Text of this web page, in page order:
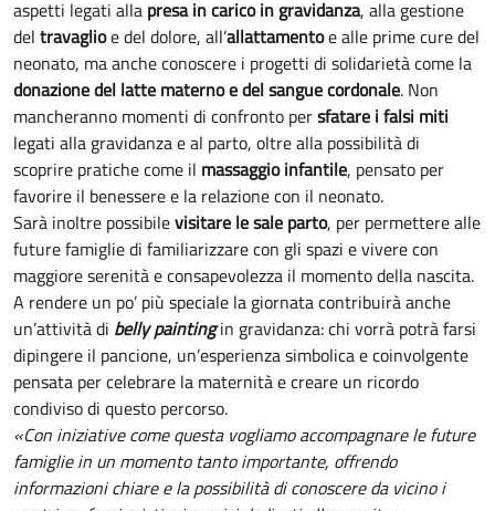
aspetti legati alla presa in carico in gravidanza, alla gestione
del travaglioe del dolore, all’allattamentoe alle prime cure del
neonato, ma anche conoscere i progetti di solidarietà come la
donazione del latte materno e del sangue cordonale. Non
mancheranno momenti di confronto persfatare i falsi miti
legati alla gravidanza e al parto, oltre alla possibilità di
scoprire pratiche come il massaggio infantile, pensato per
favorire il benessere e la relazione con il neonato.
Sarà inoltre possibilevisitare le sale parto, per permettere alle
future famiglie di familiarizzare con gli spazi e vivere con
maggiore serenità e consapevolezza il momento della nascita.
A rendere un po’ più speciale la giornata contribuirà anche
un’attività di belly paintingin gravidanza: chi vorrà potrà farsi
dipingere il pancione, un’esperienza simbolica e coinvolgente
pensata per celebrare la maternità e creare un ricordo
condiviso di questo percorso.
«Con iniziative come questa vogliamo accompagnare le future
famiglie in un momento tanto importante, offrendo
informazioni chiare e la possibilità di conoscere da vicino i